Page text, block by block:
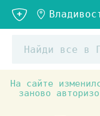
На сайте
заново
Товары для красоты